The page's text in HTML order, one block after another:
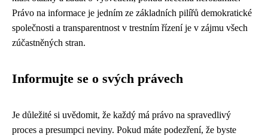
Právo na informace je jedním ze základních pilířů demokratické
společnosti a transparentnost v trestním řízení je v zájmu všech
zúčastněných stran.
Informujte se o svých právech
Je důležité si uvědomit, že každý má právo na spravedlivý
proces a presumpci neviny. Pokud máte podezření, že byste